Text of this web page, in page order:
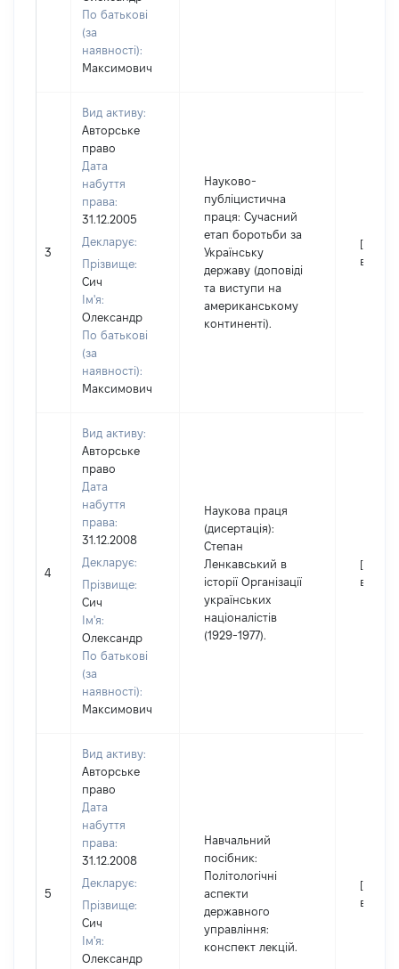
По батькові
(за
наявності):
Максимович
3
Вид активу:
Авторське
право
Дата
набуття
права:
31.12.2005
Декларує:
Прізвище:
Сич
Ім'я:
Олександр
По батькові
(за
наявності):
Максимович
Науково-
публіцистична
праця: Сучасний
етап боротьби за
Українську
державу (доповіді
та виступи на
американському
континенті).
[Не
4
Вид активу:
Авторське
право
Дата
набуття
права:
31.12.2008
Декларує:
Прізвище:
Сич
Ім'я:
Олександр
По батькові
(за
наявності):
Максимович
Наукова праця
(дисертація):
Степан
Ленкавський в
історії Організації
українських
націоналістів
(1929-1977).
[Не
5
Вид активу:
Авторське
право
Дата
набуття
права:
31.12.2008
Декларує:
Прізвище:
Сич
Ім'я:
Олександр
Навчальний
посібник:
Політологічні
аспекти
державного
управління:
конспект лекцій.
[Не